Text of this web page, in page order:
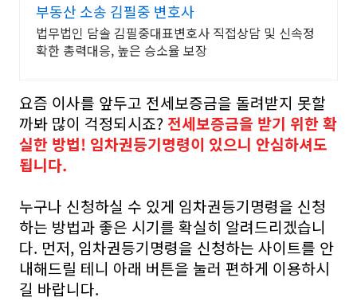
부동산 소송 김필중 변호사
법무법인 담솔 김필중대표변호사 직접상담 및 신속정
확한 총력대응, 높은 승소율 보장
요즘 이사를 앞두고 전세보증금을 돌려받지 못할
까봐 많이 걱정되시죠? 전세보증금을 받기 위한 확
실한 방법! 임차권등기명령이 있으니 안심하셔도
됩니다.
누구나 신청하실 수 있게 임차권등기명령을 신청
하는 방법과 좋은 시기를 확실히 알려드리겠습니
다. 먼저, 임차권등기명령을 신청하는 사이트를 안
내해드릴 테니 아래 버튼을 눌러 편하게 이용하시
길 바랍니다.